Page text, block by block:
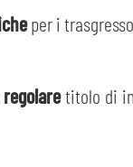
per i
regolaretitolo di